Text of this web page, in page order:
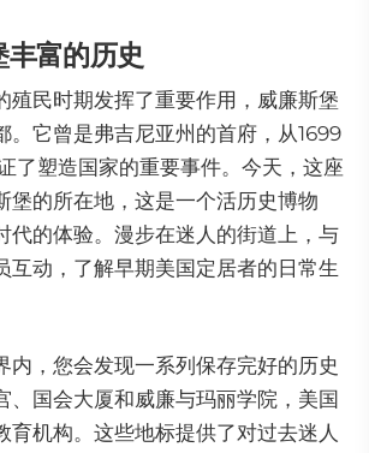
富的历史
殖民时期发挥了重要作用，威廉斯堡
。它曾是弗吉尼亚州的首府，从1699
了塑造国家的重要事件。今天，这座
堡的所在地，这是一个活历史博物
代的体验。漫步在迷人的街道上，与
互动，了解早期美国定居者的日常生
内，您会发现一系列保存完好的历史
、国会大厦和威廉与玛丽学院，美国
育机构。这些地标提供了对过去迷人